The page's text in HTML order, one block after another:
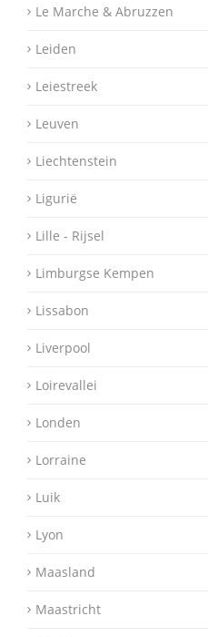
Le Marche & Abruzzen
Leiden
Leiestreek
Leuven
Liechtenstein
Ligurië
Lille - Rijsel
Limburgse Kempen
Lissabon
Liverpool
Loirevallei
Londen
Lorraine
Luik
Lyon
Maasland
Maastricht